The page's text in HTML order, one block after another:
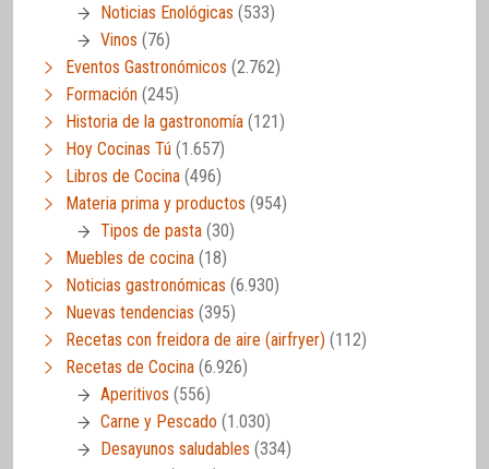
Noticias Enológicas (533)
Vinos (76)
Eventos Gastronómicos (2.762)
Formación (245)
Historia de la gastronomía (121)
Hoy Cocinas Tú (1.657)
Libros de Cocina (496)
Materia prima y productos (954)
Tipos de pasta (30)
Muebles de cocina (18)
Noticias gastronómicas (6.930)
Nuevas tendencias (395)
Recetas con freidora de aire (airfryer) (112)
Recetas de Cocina (6.926)
Aperitivos (556)
Carne y Pescado (1.030)
Desayunos saludables (334)